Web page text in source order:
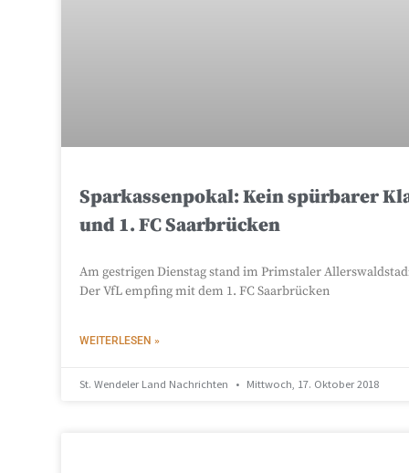
Sparkassenpokal: Kein spürbarer
und 1. FC Saarbrücken
Am gestrigen Dienstag stand im Primstaler
Der VfL empfing mit dem 1. FC Saarbrücken
WEITERLESEN »
St. Wendeler Land Nachrichten Mittwoch, 17. Oktober 2018